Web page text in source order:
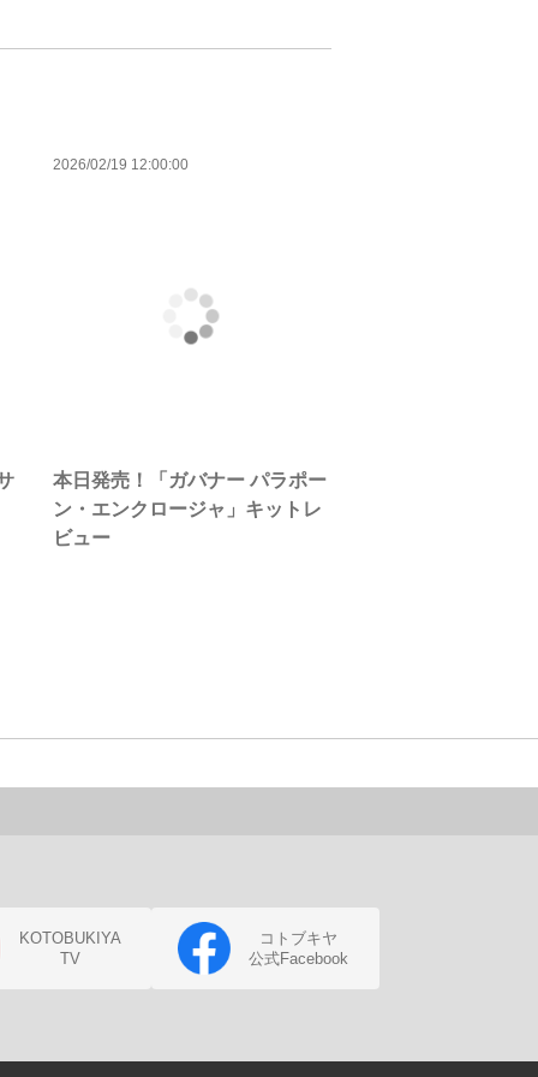
2026/02/19 12:00:00
本日発売！「ガバナー パラポー
ン・エンクロージャ」キットレ
ビュー
KOTOBUKIYA
TV
コトブキヤ
公式Facebook